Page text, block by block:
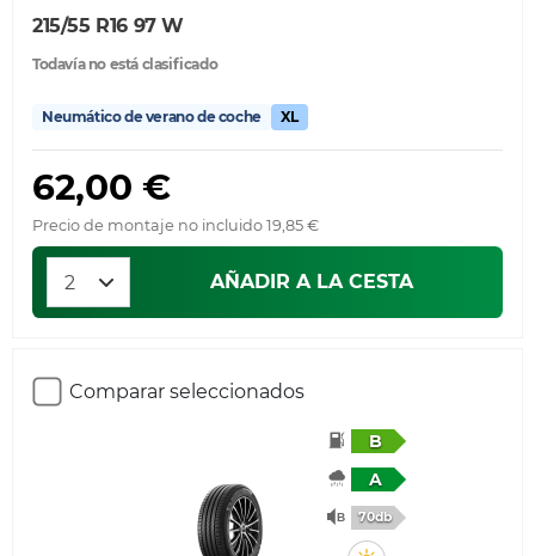
215/55 R16 97 W
Todavía no está clasificado
Neumático de verano de coche XL
62,00 €
Precio de montaje no incluido 19,85 €
AÑADIR A LA CESTA
Comparar seleccionados
B
A
70db